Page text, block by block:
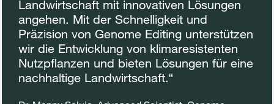
Landwirtschaft mit innovativen Lösungen
angehen. Mit der Schnelligkeit und
Präzision von Genome Editing unterstützen
wir die Entwicklung von klimaresistenten
Nutzpflanzen und bieten Lösungen für eine
nachhaltige Landwirtschaft.“